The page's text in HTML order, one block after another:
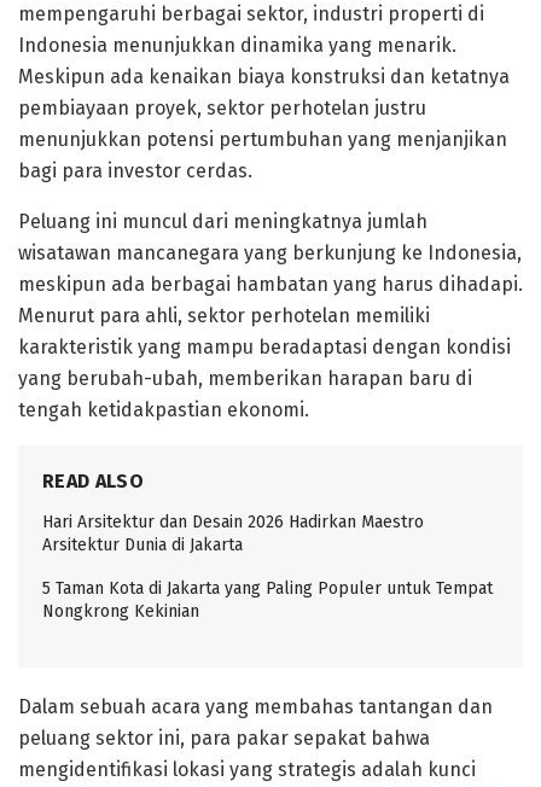
mempengaruhi berbagai sektor, industri properti di
Indonesia menunjukkan dinamika yang menarik.
Meskipun ada kenaikan biaya konstruksi dan ketatnya
pembiayaan proyek, sektor perhotelan justru
menunjukkan potensi pertumbuhan yang menjanjikan
bagi para investor cerdas.
Peluang ini muncul dari meningkatnya jumlah
wisatawan mancanegara yang berkunjung ke Indonesia,
meskipun ada berbagai hambatan yang harus dihadapi.
Menurut para ahli, sektor perhotelan memiliki
karakteristik yang mampu beradaptasi dengan kondisi
yang berubah-ubah, memberikan harapan baru di
tengah ketidakpastian ekonomi.
READ ALSO
Hari Arsitektur dan Desain 2026 Hadirkan Maestro
Arsitektur Dunia di Jakarta
5 Taman Kota di Jakarta yang Paling Populer untuk Tempat
Nongkrong Kekinian
Dalam sebuah acara yang membahas tantangan dan
peluang sektor ini, para pakar sepakat bahwa
mengidentifikasi lokasi yang strategis adalah kunci